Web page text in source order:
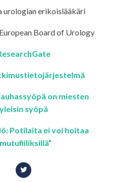
urologian erikoislääkäri
Board of Urology
on miesten
yleisin syöpä
Potilaita ei voi hoitaa